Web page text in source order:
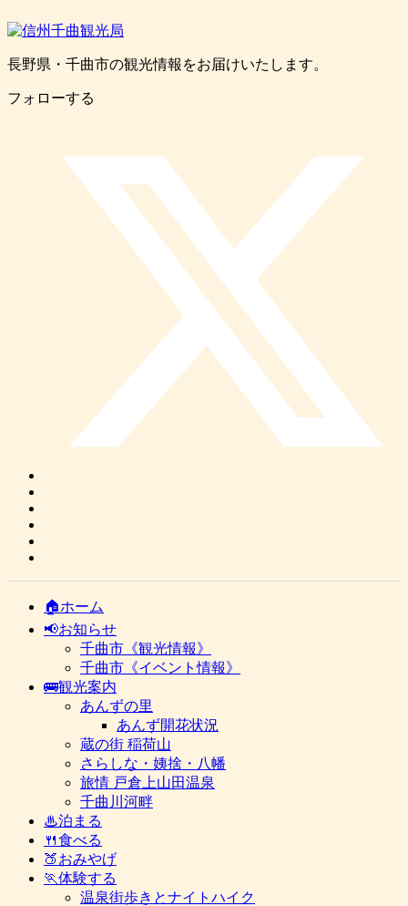
長野県・千曲市の観光情報をお届けいたします。
フォローする
🏠ホーム
📢お知らせ
千曲市《観光情報》
千曲市《イベント情報》
🚌観光案内
あんずの里
あんず開花状況
蔵の街 稲荷山
さらしな・姨捨・八幡
旅情 戸倉上山田温泉
千曲川河畔
♨泊まる
🍴食べる
🍑おみやげ
🏃体験する
温泉街歩きとナイトハイク